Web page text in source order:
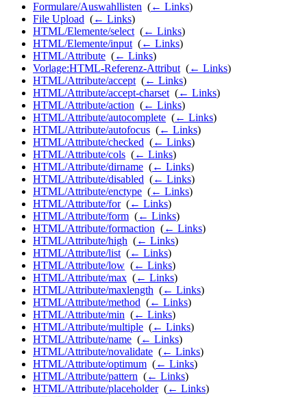
Formulare/Auswahllisten (← Links)
File Upload (← Links)
HTML/Elemente/select (← Links)
HTML/Elemente/input (← Links)
HTML/Attribute (← Links)
Vorlage:HTML-Referenz-Attribut (← Links)
HTML/Attribute/accept (← Links)
HTML/Attribute/accept-charset (← Links)
HTML/Attribute/action (← Links)
HTML/Attribute/autocomplete (← Links)
HTML/Attribute/autofocus (← Links)
HTML/Attribute/checked (← Links)
HTML/Attribute/cols (← Links)
HTML/Attribute/dirname (← Links)
HTML/Attribute/disabled (← Links)
HTML/Attribute/enctype (← Links)
HTML/Attribute/for‎ (← Links)
HTML/Attribute/form (← Links)
HTML/Attribute/formaction (← Links)
HTML/Attribute/high (← Links)
HTML/Attribute/list (← Links)
HTML/Attribute/low (← Links)
HTML/Attribute/max (← Links)
HTML/Attribute/maxlength (← Links)
HTML/Attribute/method (← Links)
HTML/Attribute/min (← Links)
HTML/Attribute/multiple (← Links)
HTML/Attribute/name (← Links)
HTML/Attribute/novalidate (← Links)
HTML/Attribute/optimum (← Links)
HTML/Attribute/pattern (← Links)
HTML/Attribute/placeholder‎ (← Links)